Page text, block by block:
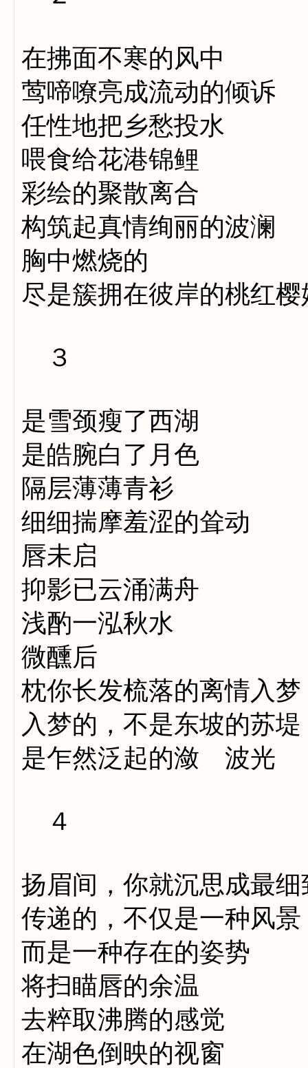
在拂面不寒的风中
莺啼嘹亮成流动的倾诉
任性地把乡愁投水
喂食给花港锦鲤
彩绘的聚散离合
构筑起真情绚丽的波澜
胸中燃烧的
尽是簇拥在彼岸的桃红樱
３
是雪颈瘦了西湖
是皓腕白了月色
隔层薄薄青衫
细细揣摩羞涩的耸动
唇未启
抑影已云涌满舟
浅酌一泓秋水
微醺后
枕你长发梳落的离情入梦
入梦的，不是东坡的苏堤
是乍然泛起的潋 波光
４
扬眉间，你就沉思成最
传递的，不仅是一种风景
而是一种存在的姿势
将扫瞄唇的余温
去粹取沸腾的感觉
在湖色倒映的视窗